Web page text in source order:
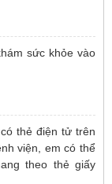
sức khỏe vào
thẻ điện tử trên
viện, em có thể
theo thẻ giấy